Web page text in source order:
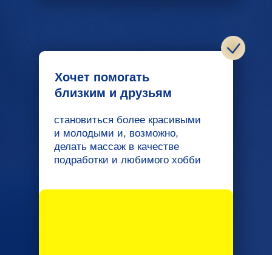
Хочет помогать
близким и друзьям
становиться более красивыми
и молодыми и, возможно,
делать массаж в качестве
подработки и любимого хобби